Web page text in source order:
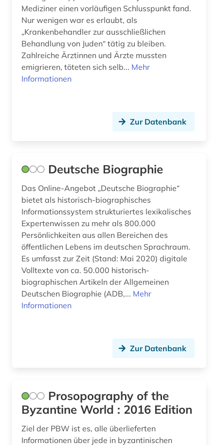
braunschweig (1)
bremen (3)
brief (2)
buchdrucker (2)
buchhandel (2)
buchhändler (1)
burkina faso (1)
business (1)
byzantinisches reich (2)
byzantinistik (1)
bürger (1)
bürgerfamilie (1)
bürgerinnen (1)
Mediziner einen vorläufigen Schlusspunkt fand.
Nur wenigen war es erlaubt, als
„Krankenbehandler zur ausschließlichen
Behandlung von Juden“ tätig zu bleiben.
Zahlreiche Ärztinnen und Ärzte mussten
emigrieren, töteten sich selb... Mehr
Informationen
Zur Datenbank
Deutsche Biographie
Das Online-Angebot „Deutsche Biographie“
bietet als historisch-biographisches
Informationssystem strukturiertes lexikalisches
Expertenwissen zu mehr als 800.000
Persönlichkeiten aus allen Bereichen des
öffentlichen Lebens im deutschen Sprachraum.
Es umfasst zur Zeit (Stand: Mai 2020) digitale
Volltexte von ca. 50.000 historisch-
biographischen Artikeln der Allgemeinen
Deutschen Biographie (ADB,... Mehr
Informationen
Zur Datenbank
Prosopography of the
Byzantine World : 2016 Edition
Ziel der PBW ist es, alle überlieferten
Informationen über jede in byzantinischen